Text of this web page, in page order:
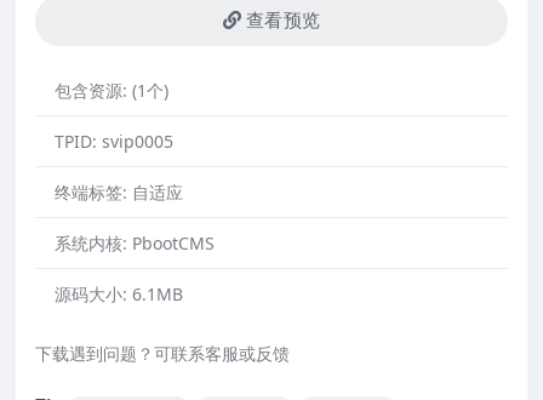
查看预览
包含资源: (1个)
TPID: svip0005
终端标签: 自适应
系统内核: PbootCMS
源码大小: 6.1MB
下载遇到问题？可联系客服或反馈